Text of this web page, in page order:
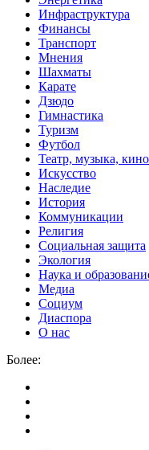
Инфраструктура
Финансы
Транспорт
Мнения
Шахматы
Карате
Дзюдо
Гимнастика
Туризм
Футбол
Театр, музыка, кино
Искусство
Наследие
История
Коммуникации
Религия
Социальная защита
Экология
Наука и
Медиа
Социум
Диаспора
О нас
Более: